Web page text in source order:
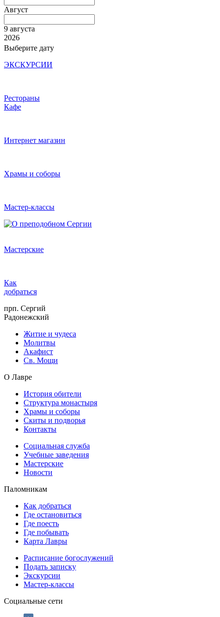
Август
9 августа
2026
Выберите дату
ЭКСКУРСИИ
Рестораны
Кафе
Интернет магазин
Храмы и соборы
Мастер-классы
Мастерские
Как
добраться
прп. Сергий
Радонежский
Житие и чудеса
Молитвы
Акафист
Св. Мощи
О Лавре
История обители
Структура монастыря
Храмы и соборы
Скиты и подворья
Контакты
Социальная служба
Учебные заведения
Мастерские
Новости
Паломникам
Как добраться
Где остановиться
Где поесть
Где побывать
Карта Лавры
Расписание богослужений
Подать записку
Экскурсии
Мастер-классы
Социальные сети